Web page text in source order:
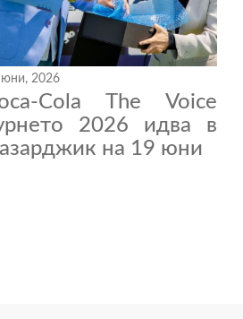
2026
Cola The Voice
2026 идва в
на 19 юни